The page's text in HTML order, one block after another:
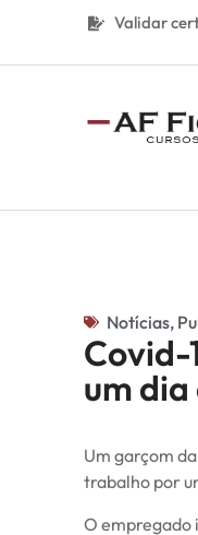
Validar
Notícias,
Covid-
um
Um garçom
trabalho por
O empregado